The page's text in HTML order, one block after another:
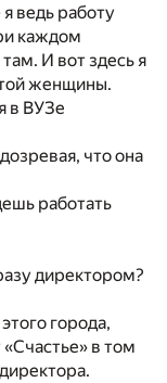
ведь работу
каждом
И вот здесь я
женщины.
в ВУЗе
что она
работать
директором?
города,
в том